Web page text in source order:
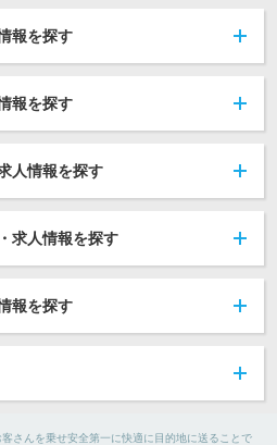
報を探す
報を探す
人情報を探す
求人情報を探す
報を探す
さんを乗せ安全第一に快適に目的地に送ることで